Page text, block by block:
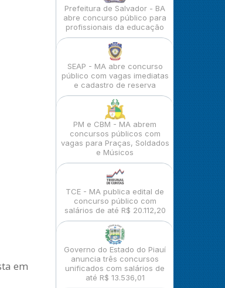
em
Prefeitura de Salvador - BA
abre concurso público para
profissionais da educação
SEAP - MA abre concurso
público com vagas imediatas
e cadastro de reserva
PM e CBM - MA abrem
concursos públicos com
vagas para Praças, Soldados
e Músicos
TCE - MA publica edital de
concurso público com
salários de até R$ 20.112,20
Governo do Estado do Piauí
anuncia três concursos
unificados com salários de
até R$ 13.536,01